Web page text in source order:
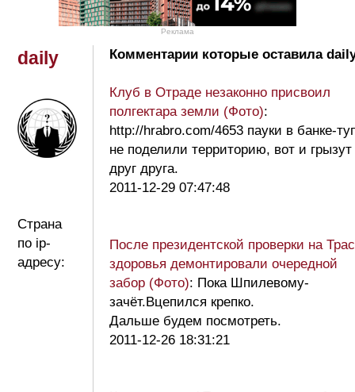
Реклама
daily
Страна
по ip-
адресу:
Комментарии которые оставила
Клуб в Отраде незаконно присвоил
полгектара земли (Фото):
http://hrabro.com/4653 пауки в банке-
не поделили территорию, вот и грызут
друг друга.
2011-12-29 07:47:48
После президентской проверки на
здоровья демонтировали очередной
забор (Фото): Пока Шпилевому-
зачёт.Вцепился крепко.
Дальше будем посмотреть.
2011-12-26 18:31:21